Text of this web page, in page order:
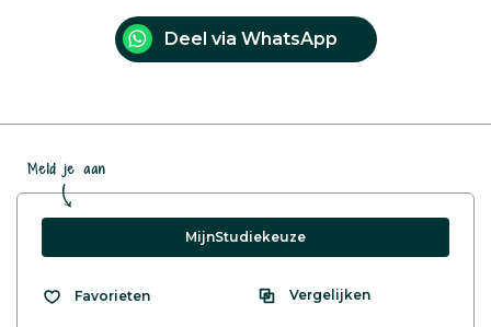
Deel via WhatsApp
Meld je aan
MijnStudiekeuze
Favorieten Vergelijken